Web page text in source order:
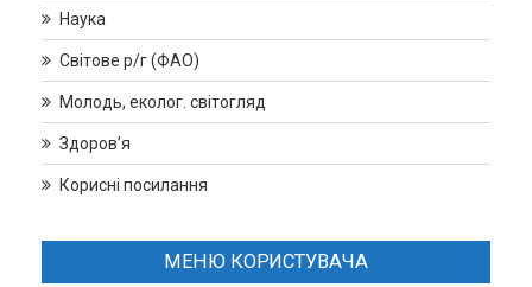
Наука
Світове р/г (ФАО)
Молодь, еколог. світогляд
Здоров’я
Корисні посилання
МЕНЮ КОРИСТУВАЧА